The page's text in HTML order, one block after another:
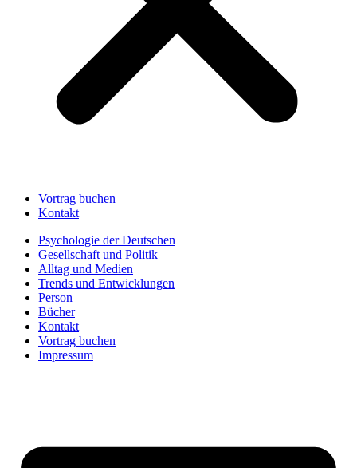
Vortrag buchen
Kontakt
Psychologie der Deutschen
Gesellschaft und Politik
Alltag und Medien
Trends und Entwicklungen
Person
Bücher
Kontakt
Vortrag buchen
Impressum